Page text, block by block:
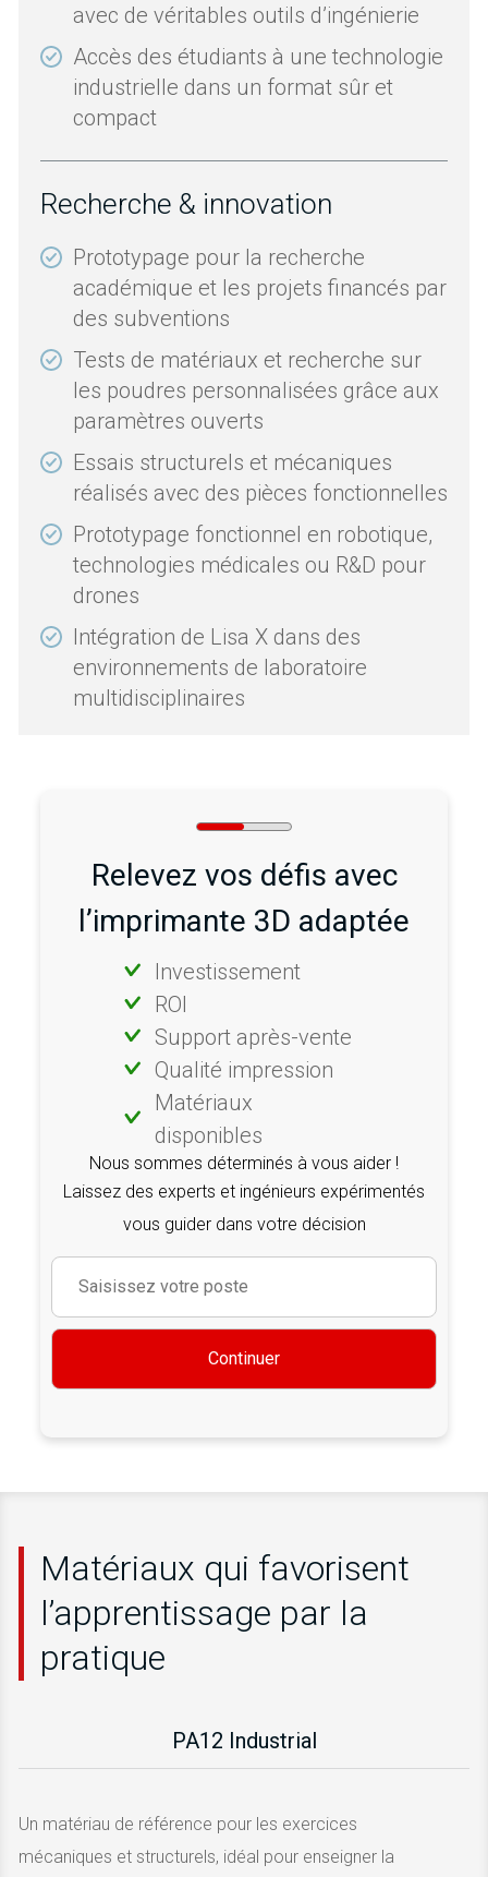
avec de véritables outils d’ingénierie
Accès des étudiants à une technologie
industrielle dans un format sûr et
compact
Recherche & innovation
Prototypage pour la recherche
académique et les projets financés par
des subventions
Tests de matériaux et recherche sur
les poudres personnalisées grâce aux
paramètres ouverts
Essais structurels et mécaniques
réalisés avec des pièces fonctionnelles
Prototypage fonctionnel en robotique,
technologies médicales ou R&D pour
drones
Intégration de Lisa X dans des
environnements de laboratoire
multidisciplinaires
Relevez vos défis avec
l’imprimante 3D adaptée
Investissement
ROI
Support après-vente
Qualité impression
Matériaux
disponibles
Nous sommes déterminés à vous aider !
Laissez des experts et ingénieurs expérimentés
vous guider dans votre décision
Continuer
Matériaux qui favorisent
l’apprentissage par la
pratique
PA12 Industrial
Un matériau de référence pour les exercices
mécaniques et structurels, idéal pour enseigner la